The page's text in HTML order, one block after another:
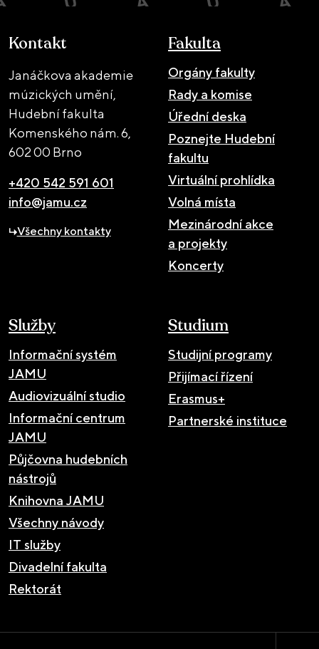
Kontakt
Janáčkova akademie
múzických umění,
Hudební fakulta
Komenského nám. 6,
602 00 Brno
+420 542 591 601
info@jamu.cz
Všechny kontakty
Fakulta
Orgány fakulty
Rady a komise
Úřední deska
Poznejte Hudební
fakultu
Virtuální prohlídka
Volná místa
Mezinárodní akce
a projekty
Koncerty
Služby
Informační systém
JAMU
Audiovizuální studio
Informační centrum
JAMU
Půjčovna hudebních
nástrojů
Knihovna JAMU
Všechny návody
IT služby
Divadelní fakulta
Rektorát
Studium
Studijní programy
Přijímací řízení
Erasmus+
Partnerské instituce